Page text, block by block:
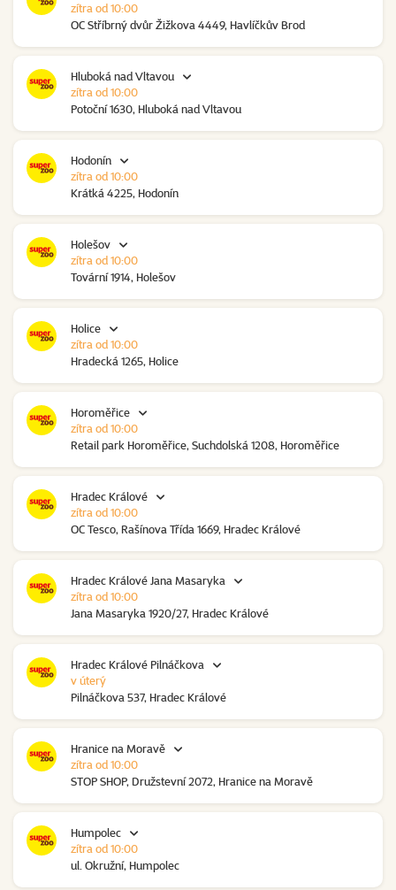
OC Stříbrný dvůr Žižkova 4449, Havlíčkův Brod
zítra od 10:00
Hluboká nad Vltavou
Potoční 1630, Hluboká nad Vltavou
zítra od 10:00
Hodonín
Krátká 4225, Hodonín
zítra od 10:00
Holešov
Tovární 1914, Holešov
zítra od 10:00
Holice
Hradecká 1265, Holice
zítra od 10:00
Horoměřice
Retail park Horoměřice, Suchdolská 1208, Horoměřice
zítra od 10:00
Hradec Králové
OC Tesco, Rašínova Třída 1669, Hradec Králové
zítra od 10:00
Hradec Králové Jana Masaryka
Jana Masaryka 1920/27, Hradec Králové
zítra od 10:00
Hradec Králové Pilnáčkova
Pilnáčkova 537, Hradec Králové
v úterý
Hranice na Moravě
STOP SHOP, Družstevní 2072, Hranice na Moravě
zítra od 10:00
Humpolec
ul. Okružní, Humpolec
zítra od 10:00